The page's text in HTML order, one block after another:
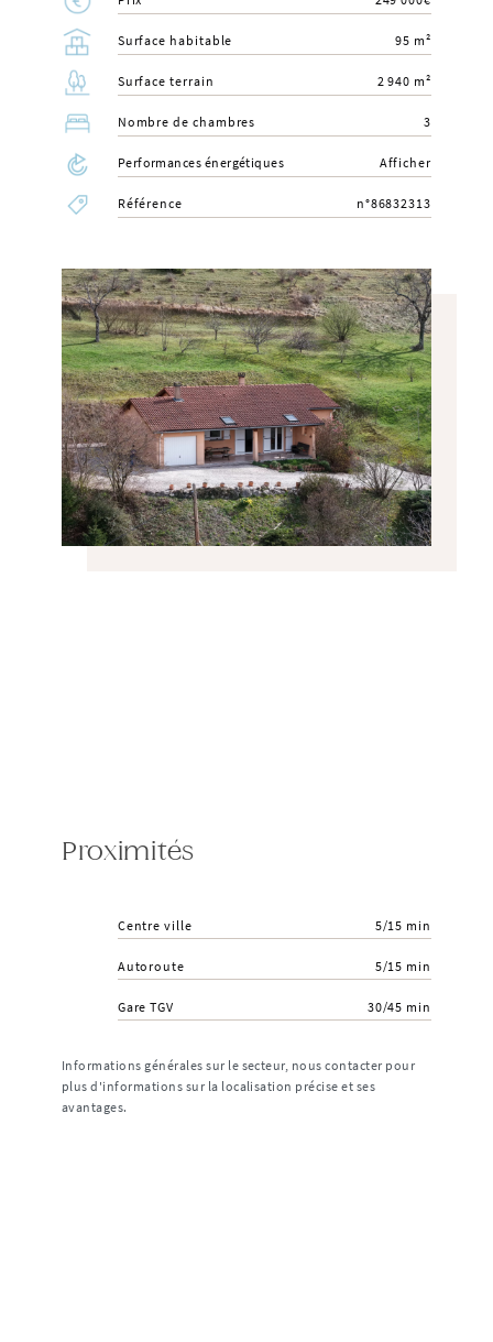
Surface habitable 95 m²
Surface terrain 2 940 m²
Nombre de chambres 3
Performances énergétiques Afficher
Référence n°86832313
Proximités
Centre ville 5/15 min
Autoroute 5/15 min
Gare TGV 30/45 min
Informations générales sur le secteur, nous contacter pour
plus d'informations sur la localisation précise et ses
avantages.